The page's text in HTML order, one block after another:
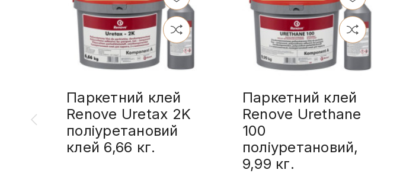
Паркетний клей
Renove Uretax 2K
поліуретановий
клей 6,66 кг.
Паркетний клей
Renove Urethane
100
поліуретановий,
9,99 кг.